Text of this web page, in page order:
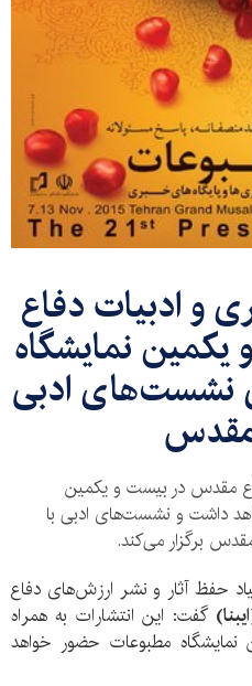
و ادبیات دفاع
نمایشگاه
نشست‌های ادبی
مقدس در بیست و یکمین
داشت و نشست‌‌های ادبی با
برگزار می‌کند.
حفظ آثار و نشر ارزش‌های دفاع
گفت: این انتشارات به همراه
مطبوعات حضور خواهد